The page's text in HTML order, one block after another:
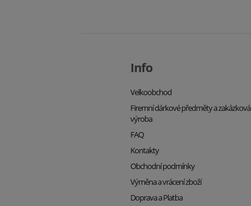
Info
Velkoobchod
Firemní dárkové předměty a zakázková
výroba
FAQ
Kontakty
Obchodní podmínky
Výměna a vrácení zboží
Doprava a Platba